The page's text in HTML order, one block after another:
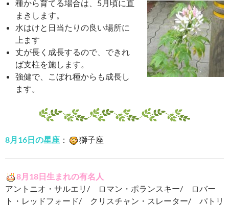
種から育てる場合は、5月頃に直
まきします。
水はけと日当たりの良い場所に
上ます
丈が長く成長するので、できれ
ば支柱を施します。
強健で、こぼれ種からも成長し
ます。
8月16日の星座 ： 獅子座
8月18日生まれの有名人
アントニオ・サルエリ/ ロマン・ポランスキー/ ロバー
ト・レッドフォード/ クリスチャン・スレーター/ パトリ